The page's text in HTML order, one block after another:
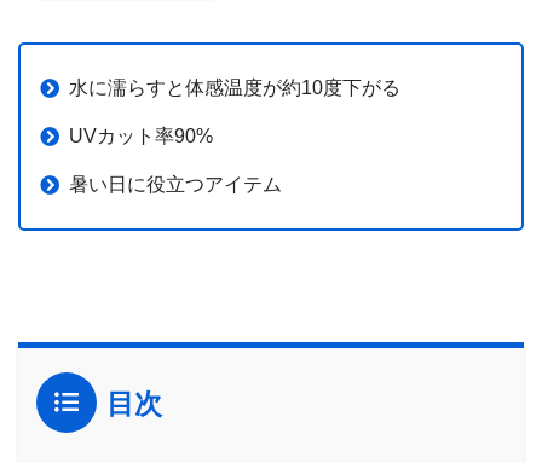
水に濡らすと体感温度が約10度下がる
UVカット率90%
暑い日に役立つアイテム
目次